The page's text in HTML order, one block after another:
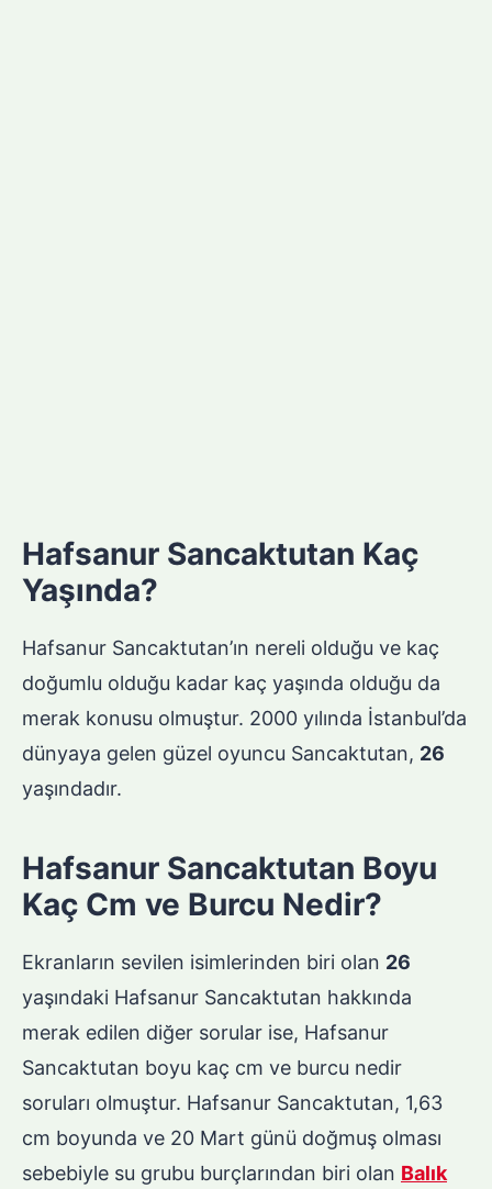
Hafsanur Sancaktutan Kaç
Yaşında?
Hafsanur Sancaktutan’ın nereli olduğu ve kaç
doğumlu olduğu kadar kaç yaşında olduğu da
merak konusu olmuştur. 2000 yılında İstanbul’da
dünyaya gelen güzel oyuncu Sancaktutan, 26
yaşındadır.
Hafsanur Sancaktutan Boyu
Kaç Cm ve Burcu Nedir?
Ekranların sevilen isimlerinden biri olan 26
yaşındaki Hafsanur Sancaktutan hakkında
merak edilen diğer sorular ise, Hafsanur
Sancaktutan boyu kaç cm ve burcu nedir
soruları olmuştur. Hafsanur Sancaktutan, 1,63
cm boyunda ve 20 Mart günü doğmuş olması
sebebiyle su grubu burçlarından biri olan Balık